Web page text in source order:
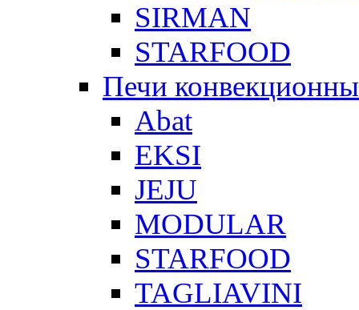
SIRMAN
STARFOOD
Печи
Abat
EKSI
JEJU
MODULAR
STARFOOD
TAGLIAVINI